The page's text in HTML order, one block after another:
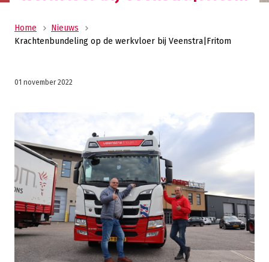
Home
Nieuws
Krachtenbundeling op de werkvloer bij Veenstra|Fritom
01 november 2022